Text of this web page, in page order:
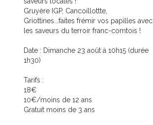
Gruyère IGP, Cancoillottte,
Griottines...faites frémir vos papilles avec
les saveurs du terroir franc-comtois !
Date : Dimanche 23 août à 10h15 (durée
1h30)
Tarifs :
18€
10€/moins de 12 ans
Gratuit moins de 3 ans